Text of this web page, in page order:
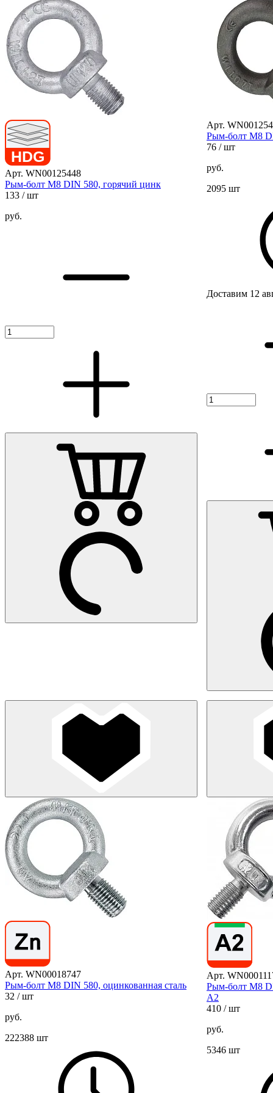
Арт. WN00125448
Рым-болт М8 DIN 580, горячий цинк
133 / шт
руб.
Арт.
Рым-болт М8
76 / шт
руб.
2095 шт
Доставим 12
Арт. WN00018747
Рым-болт М8 DIN 580, оцинкованная сталь
32 / шт
руб.
222388 шт
Арт.
Рым-болт М8
А2
410 / шт
руб.
5346 шт